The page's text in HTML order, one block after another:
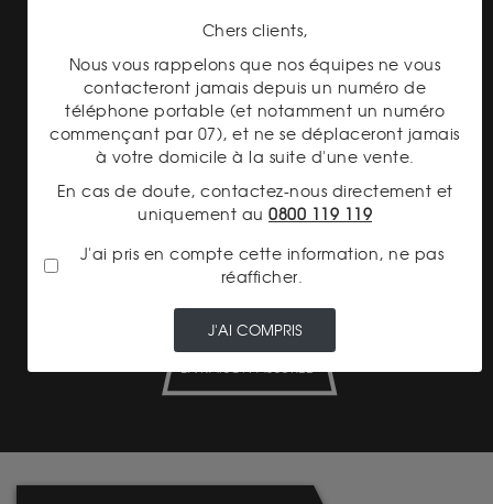
TRANSPARENCE DES
PRIX
LIVRAISON ASSURÉE
Chers clients,
Nous vous rappelons que nos équipes ne vous
contacteront jamais depuis un numéro de
téléphone portable (et notamment un numéro
commençant par 07), et ne se déplaceront jamais
à votre domicile à la suite d'une vente.
En cas de doute, contactez-nous directement et
uniquement au 0800 119 119
J'ai pris en compte cette information, ne pas
réafficher.
J'AI COMPRIS